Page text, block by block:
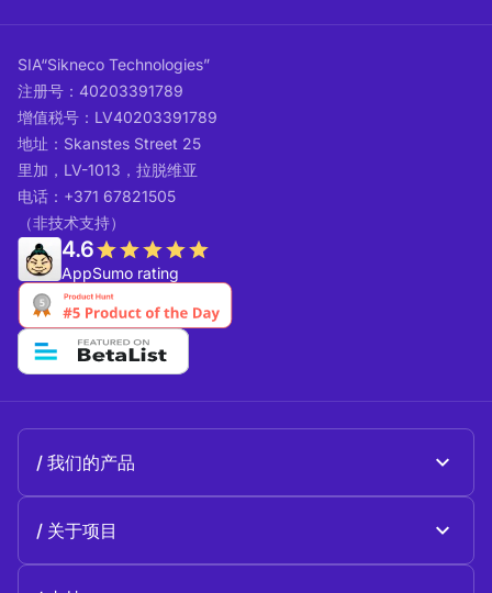
SIA“Sikneco Technologies”
注册号：40203391789
增值税号：LV40203391789
地址：Skanstes Street 25
里加，LV-1013，拉脱维亚
电话：+371 67821505
（非技术支持）
4.6
AppSumo rating
我们的产品
关于项目